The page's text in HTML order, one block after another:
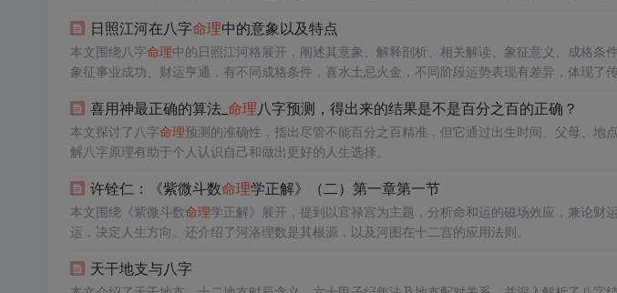
日照江河在八字命理中的意象以及特点
本文围绕八字命理中的日照江河格展开，阐述其意象、解释剖析、相关解读、象征意义、成格条
象征事业成功、财运亨通，有不同成格条件，喜水土忌火金，不同阶段运势表现有差异，体现了传
喜用神最正确的算法_ 命理八字预测，得出来的结果是不是百分之百的正确？
本文探讨了八字命理预测的准确性，指出尽管不能百分之百精准，但它通过出生时间、父母、地
解八字原理有助于个人认识自己和做出更好的人生选择。
许铨仁：《紫微斗数命理学正解》（二）第一章第一节
本文围绕《紫微斗数命理学正解》展开，提到以官禄宫为主题，分析命和运的磁场效应，兼论财
运，决定人生方向。还介绍了河洛理数是其根源，以及河图在十二宫的应用法则。
天干地支与八字